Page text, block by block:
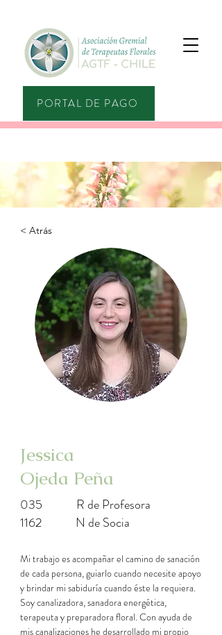
PORTAL DE PAGO
< Atrás
Jessica
Ojeda Peña
035
1162
R de Profesora
N de Socia
Mi trabajo es acompañar el camino de sanación
de cada persona, guiarlo cuando necesite apoyo
y brindar mi sabiduría cuando éste la requiera.
Soy canalizadora, sanadora energética,
terapeuta y preparadora floral. Con ayuda de
mis canalizaciones he desarrollado mi propio